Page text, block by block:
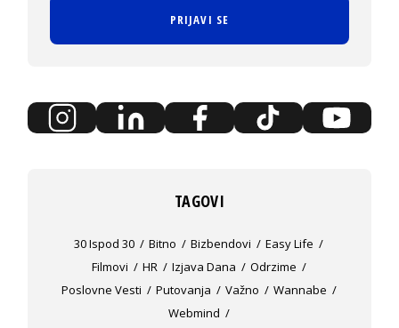
PRIJAVI SE
TAGOVI
30 Ispod 30 Bitno Bizbendovi
Easy Life
Filmovi
HR Izjava Dana
Odrzime
Poslovne Vesti
Putovanja Važno
Wannabe
Webmind